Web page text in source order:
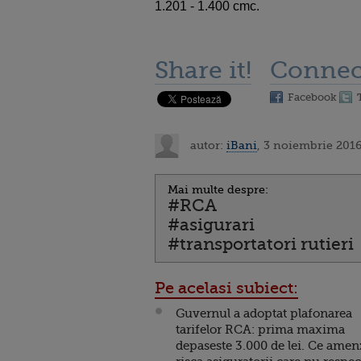
1.201 - 1.400 cmc.
Share it!
Facebook
autor: iBani , 3 noiembrie
Mai multe despre:
#RCA
#asigurari
#transportatori rutieri
Pe acelasi subiect:
Guvernul a adoptat plafonarea
tarifelor RCA: prima maxima
depaseste 3.000 de lei. Ce